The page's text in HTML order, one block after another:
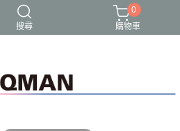
搜尋
0
購物車